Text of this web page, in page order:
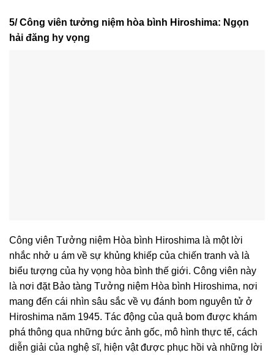
5/ Công viên tưởng niệm hòa bình Hiroshima: Ngọn
hải đăng hy vọng
Công viên Tưởng niệm Hòa bình Hiroshima là một lời
nhắc nhở u ám về sự khủng khiếp của chiến tranh và là
biểu tượng của hy vọng hòa bình thế giới. Công viên này
là nơi đặt Bảo tàng Tưởng niệm Hòa bình Hiroshima, nơi
mang đến cái nhìn sâu sắc về vụ đánh bom nguyên tử ở
Hiroshima năm 1945. Tác động của quả bom được khám
phá thông qua những bức ảnh gốc, mô hình thực tế, cách
diễn giải của nghệ sĩ, hiện vật được phục hồi và những lời